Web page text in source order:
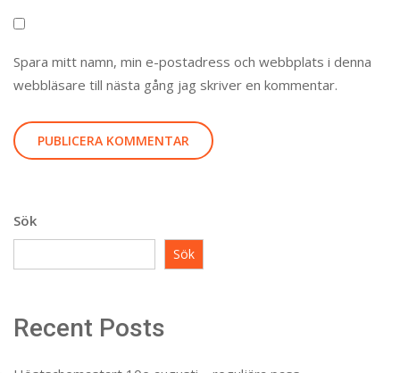
Spara mitt namn, min e-postadress och webbplats i denna
webbläsare till nästa gång jag skriver en kommentar.
Sök
Sök
Recent Posts